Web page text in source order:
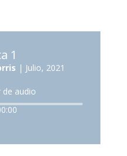
1
| Julio, 2021
de audio